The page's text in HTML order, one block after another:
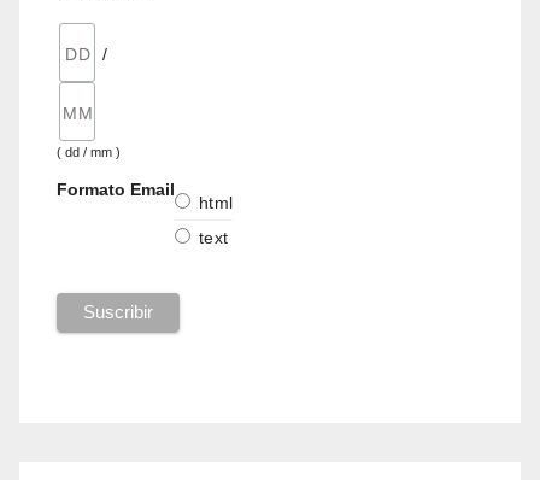
/
( dd / mm )
Formato Email
html
text